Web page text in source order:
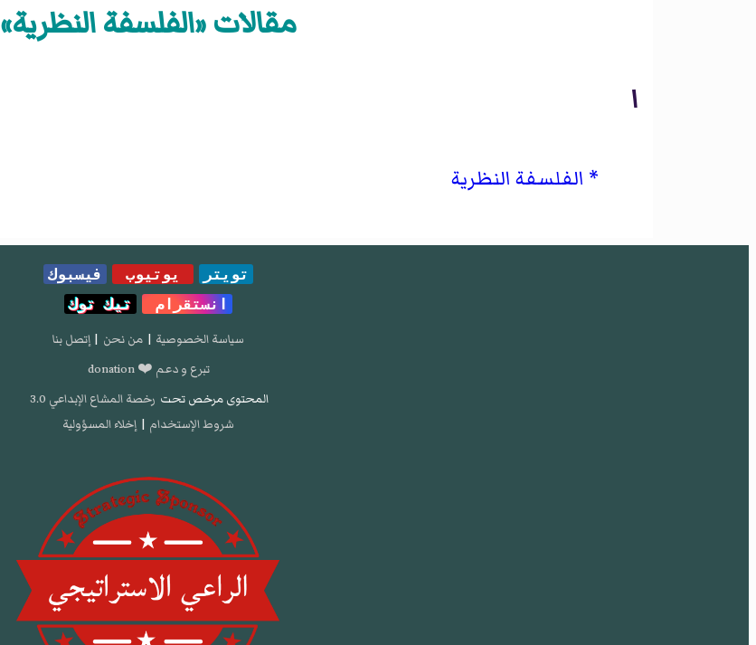
مقالات «الفلسفة النظرية»
ا
الفلسفة النظرية
تويتر يوتيوب
فيسبوك
انستقرام
تيك توك
سياسة الخصوصية | من نحن | إتصل بنا
تبرع و دعم ❤️ donation
المحتوى مرخص تحت رخصة المشاع الإبداعي 3.0
شروط الإستخدام | إخلاء المسؤولية